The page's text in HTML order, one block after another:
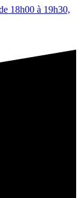
18h00 à 19h30,